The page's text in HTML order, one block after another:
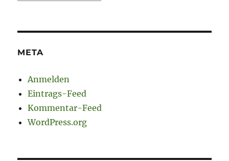
META
Anmelden
Eintrags-Feed
Kommentar-Feed
WordPress.org